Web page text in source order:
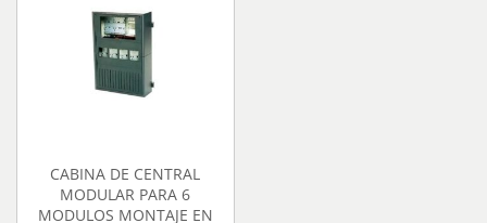
CABINA DE CENTRAL
MODULAR PARA 6
MODULOS MONTAJE EN